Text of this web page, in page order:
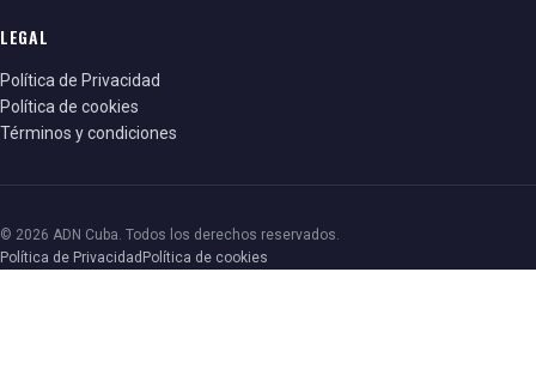
LEGAL
Política de Privacidad
Política de cookies
Términos y condiciones
© 2026 ADN Cuba. Todos los derechos reservados.
Política de Privacidad Política de cookies